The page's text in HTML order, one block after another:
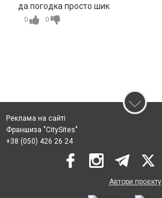
да погодка просто шик
0 0
Реклама на сайті
Франшиза "CitySites"
+38 (050) 426 26 24
Автори проєкту